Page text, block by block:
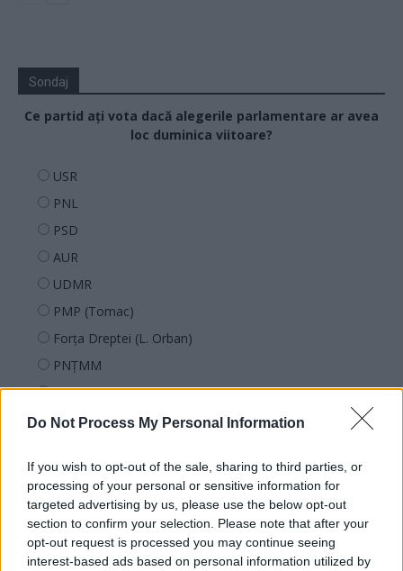
Do Not Process My Personal Information
If you wish to opt-out of the sale, sharing to third parties, or
processing of your personal or sensitive information for
targeted advertising by us, please use the below opt-out
section to confirm your selection. Please note that after your
opt-out request is processed you may continue seeing
interest-based ads based on personal information utilized by
Sondaj
Ce partid ați vota dacă alegerile parlamentare ar avea
loc duminica viitoare?
USR
PNL
PSD
AUR
UDMR
PMP (Tomac)
Forța Dreptei (L. Orban)
PNȚMM
REPER
SENS
POT (Gavrilă)
PACE (Peia)
Acțiunea Conservatoare (Târziu)
PDF (Lazarus)